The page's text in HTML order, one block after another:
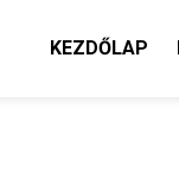
KEZDŐLAP